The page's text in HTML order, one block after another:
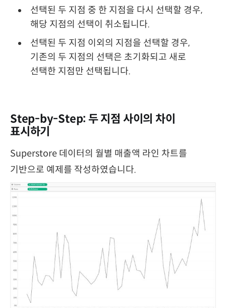
선택된 두 지점 중 한 지점을 다시 선택할 경우,
해당 지점의 선택이 취소됩니다.
선택된 두 지점 이외의 지점을 선택할 경우,
기존의 두 지점의 선택은 초기화되고 새로
선택한 지점만 선택됩니다.
Step-by-Step: 두 지점 사이의 차이
표시하기
Superstore 데이터의 월별 매출액 라인 차트를
기반으로 예제를 작성하였습니다.